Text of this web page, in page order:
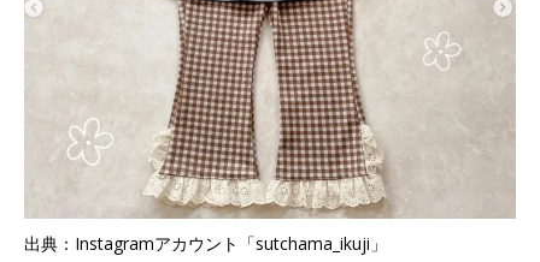
出典：Instagramアカウント「sutchama_ikuji」